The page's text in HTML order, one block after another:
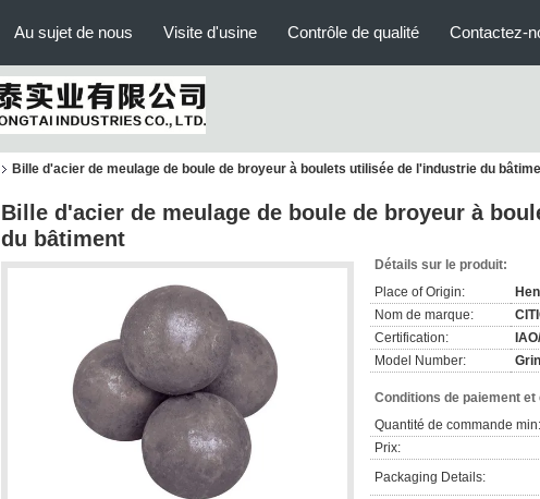
Au sujet de nous Visite d'usine Contrôle de qualité Contactez-
Bille d'acier de meulage de boule de broyeur à boulets utilisée de l'industrie du
Bille d'acier de meulage de boule de broyeur à
du bâtiment
Détails sur le produit:
Place of Origin:
Nom de marque:
Certification:
Model Number:
Conditions de paiement et
Quantité de commande min:
Prix:
Packaging Details: